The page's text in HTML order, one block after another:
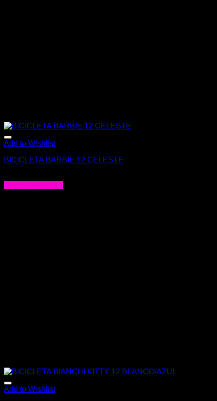
Add to Wishlist
BICICLETA BARBIE 12 CELESTE
Add to Wishlist